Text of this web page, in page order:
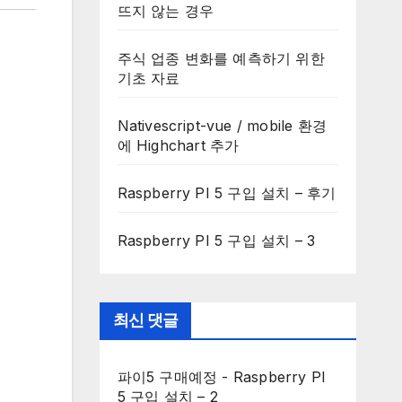
뜨지 않는 경우
주식 업종 변화를 예측하기 위한
기초 자료
Nativescript-vue / mobile 환경
에 Highchart 추가
Raspberry PI 5 구입 설치 – 후기
Raspberry PI 5 구입 설치 – 3
최신 댓글
파이5 구매예정 - Raspberry PI
5 구입 설치 – 2